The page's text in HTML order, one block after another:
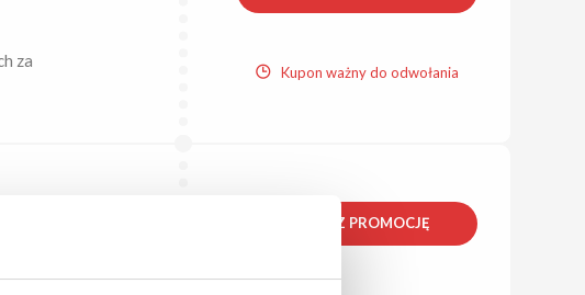
za
Kupon ważny do odwołania
ZOBACZ PROMOCJĘ